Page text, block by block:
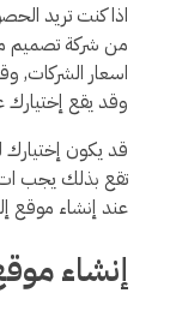
اذا كنت تريد
من شركة تصميم
اسعار الشركات,
وقد يقع إختيارك
قد يكون إختيارك
تقع بذلك يجب
عند إنشاء موقع
إنشاء